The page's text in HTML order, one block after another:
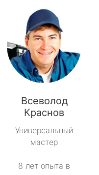
Всеволод
Краснов
Универсальный
мастер
8 лет опыта в